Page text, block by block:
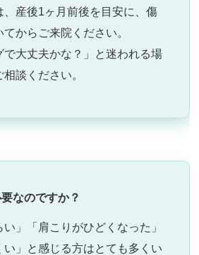
、産後1ヶ月前後を目安に、傷
からご来院ください。
で大丈夫かな？」と迷われる場
談ください。
要なのですか？
」「肩こりがひどくなった」
い」と感じる方はとても多くい